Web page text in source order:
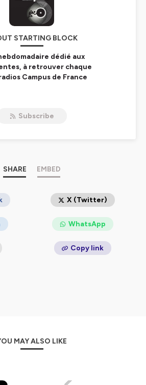
STARTING BLOCK
dédié aux
à retrouver chaque
Campus de France
Subscribe
SHARE EMBED
X (Twitter)
WhatsApp
Copy link
MAY ALSO LIKE